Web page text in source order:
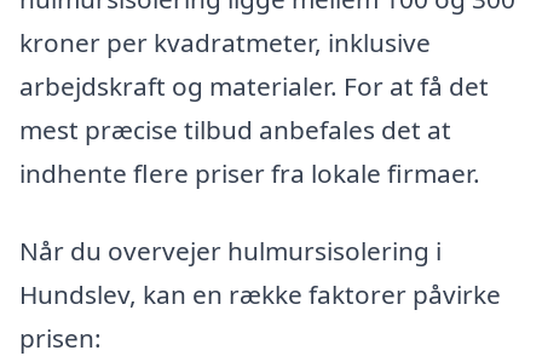
kroner per kvadratmeter, inklusive
arbejdskraft og materialer. For at få det
mest præcise tilbud anbefales det at
indhente flere priser fra lokale firmaer.
Når du overvejer hulmursisolering i
Hundslev, kan en række faktorer påvirke
prisen: